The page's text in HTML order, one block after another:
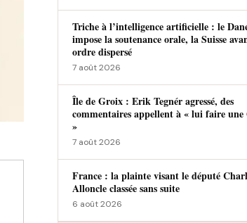
Triche à l’intelligence artificielle : le
impose la soutenance orale, la Suisse
ordre dispersé
7 août 2026
Île de Groix : Erik Tegnér agressé, des
commentaires appellent à « lui faire
»
7 août 2026
France : la plainte visant le député
Alloncle classée sans suite
6 août 2026